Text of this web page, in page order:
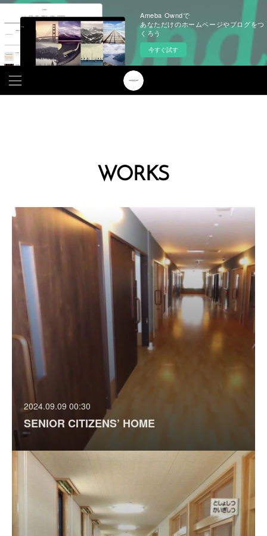
Ameba Owndで
あなただけのホームページやブログをつ
くろう
今すぐ試す
WORKS
2024.09.09 00:30
SENIOR CITIZENS’ HOME